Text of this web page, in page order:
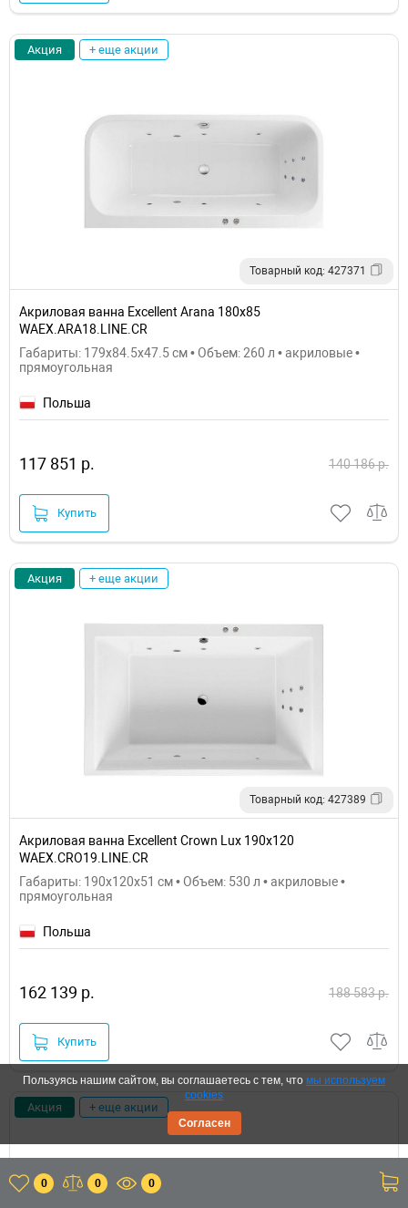
Акция + еще акции
Товарный код: 427371
Акриловая ванна Excellent Arana 180x85
WAEX.ARA18.LINE.CR
Габариты: 179x84.5x47.5 см • Объем: 260 л • акриловые •
прямоугольная
Польша
117 851 р. 140 186 р.
Купить
Акция + еще акции
Товарный код: 427389
Акриловая ванна Excellent Crown Lux 190x120
WAEX.CRO19.LINE.CR
Габариты: 190x120x51 см • Объем: 530 л • акриловые •
прямоугольная
Польша
162 139 р. 188 583 р.
Купить
Акция + еще акции
0 0 0
Пользуясь нашим сайтом, вы соглашаетесь с тем, что мы используем
cookies
Согласен